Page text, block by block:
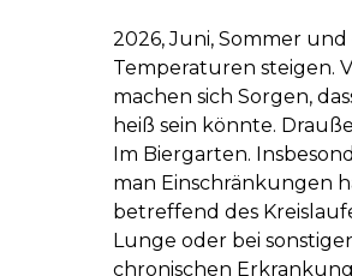
2026, Juni, Sommer und
Temperaturen steigen.
machen sich Sorgen,
heiß sein könnte.
Im Biergarten.
man Einschränkungen
betreffend des
Lunge oder bei
chronischen